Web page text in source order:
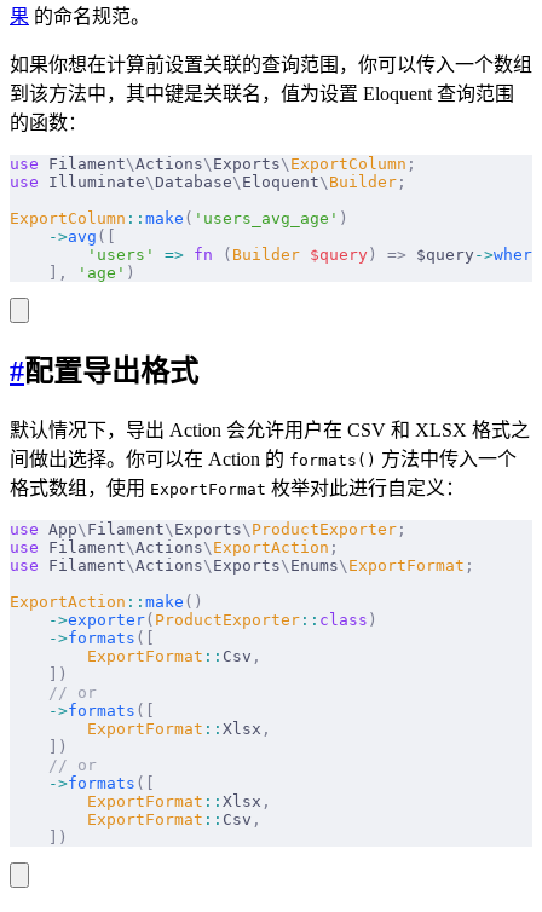
果 的命名规范。
如果你想在计算前设置关联的查询范围，你可以传入一个数组
到该方法中，其中键是关联名，值为设置 Eloquent 查询范围
的函数：
use Filament\Actions\ Exports\ ExportColumn ;
use Illuminate\ Database\ Eloquent\ Builder ;
ExportColumn :: make ( 'users_avg_age' )
    ->
avg ([
        'users'
=> fn ( Builder $query ) => $query ->where
    ],
'age' )
#配置导出格式
默认情况下，导出 Action 会允许用户在 CSV 和 XLSX 格式之
间做出选择。你可以在 Action 的 formats() 方法中传入一个
格式数组，使用 ExportFormat 枚举对此进行自定义：
use App\ Filament\ Exports\ ProductExporter ;
use Filament\Actions\ ExportAction ;
use Filament\Actions\ Exports\ Enums\ ExportFormat ;
ExportAction :: make ()
    ->
exporter( ProductExporter :: class )
    ->
formats ([
        ExportFormat
:: Csv ,
    ])
    // or
    ->
formats ([
        ExportFormat
:: Xlsx ,
    ])
    // or
    ->
formats ([
        ExportFormat
:: Xlsx ,
        ExportFormat
:: Csv ,
    ])